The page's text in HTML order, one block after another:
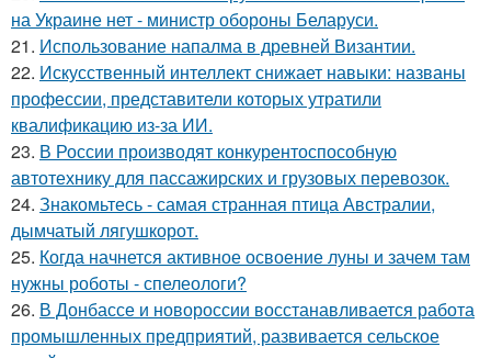
на Украине нет - министр обороны Беларуси.
21. Использование напалма в древней Византии.
22. Искусственный интеллект снижает навыки: названы
профессии, представители которых утратили
квалификацию из-за ИИ.
23. В России производят конкурентоспособную
автотехнику для пассажирских и грузовых перевозок.
24. Знакомьтесь - самая странная птица Австралии,
дымчатый лягушкорот.
25. Когда начнется активное освоение луны и зачем там
нужны роботы - спелеологи?
26. В Донбассе и новороссии восстанавливается работа
промышленных предприятий, развивается сельское